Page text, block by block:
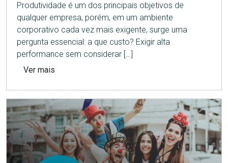
Produtividade é um dos principais objetivos de
qualquer empresa, porém, em um ambiente
corporativo cada vez mais exigente, surge uma
pergunta essencial: a que custo? Exigir alta
performance sem considerar […]
Ver mais